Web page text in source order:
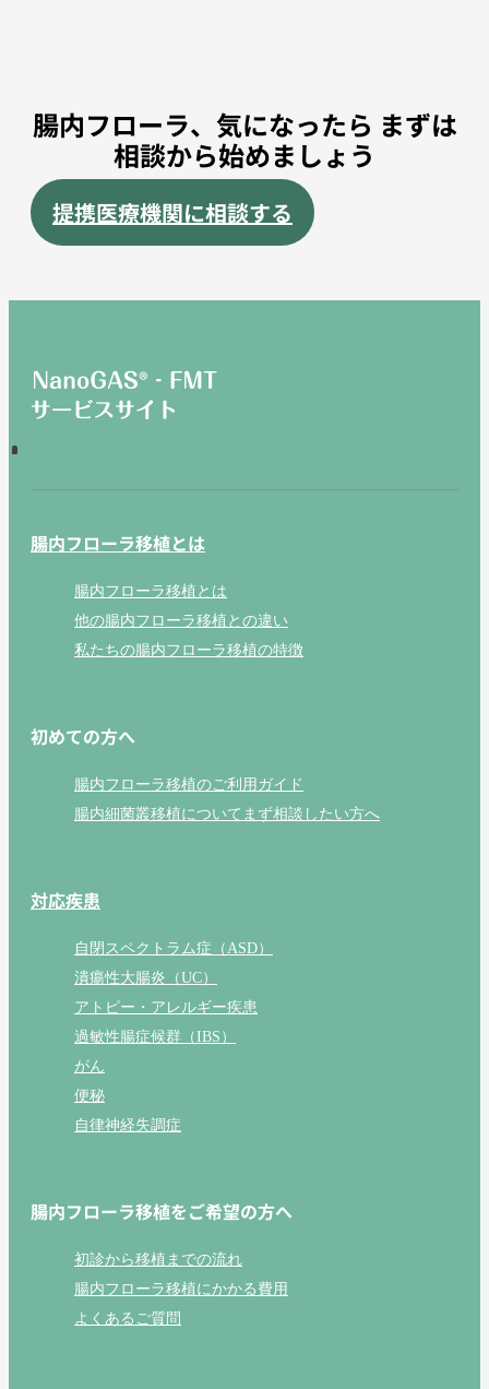
腸内フローラ、気になったら まずは
相談から始めましょう
提携医療機関に相談する
腸内フローラ移植とは
腸内フローラ移植とは
他の腸内フローラ移植との違い
私たちの腸内フローラ移植の特徴
初めての方へ
腸内フローラ移植のご利用ガイド
腸内細菌叢移植についてまず相談したい方へ
対応疾患
自閉スペクトラム症（ASD）
潰瘍性大腸炎（UC）
アトピー・アレルギー疾患
過敏性腸症候群（IBS）
がん
便秘
自律神経失調症
腸内フローラ移植をご希望の方へ
初診から移植までの流れ
腸内フローラ移植にかかる費用
よくあるご質問